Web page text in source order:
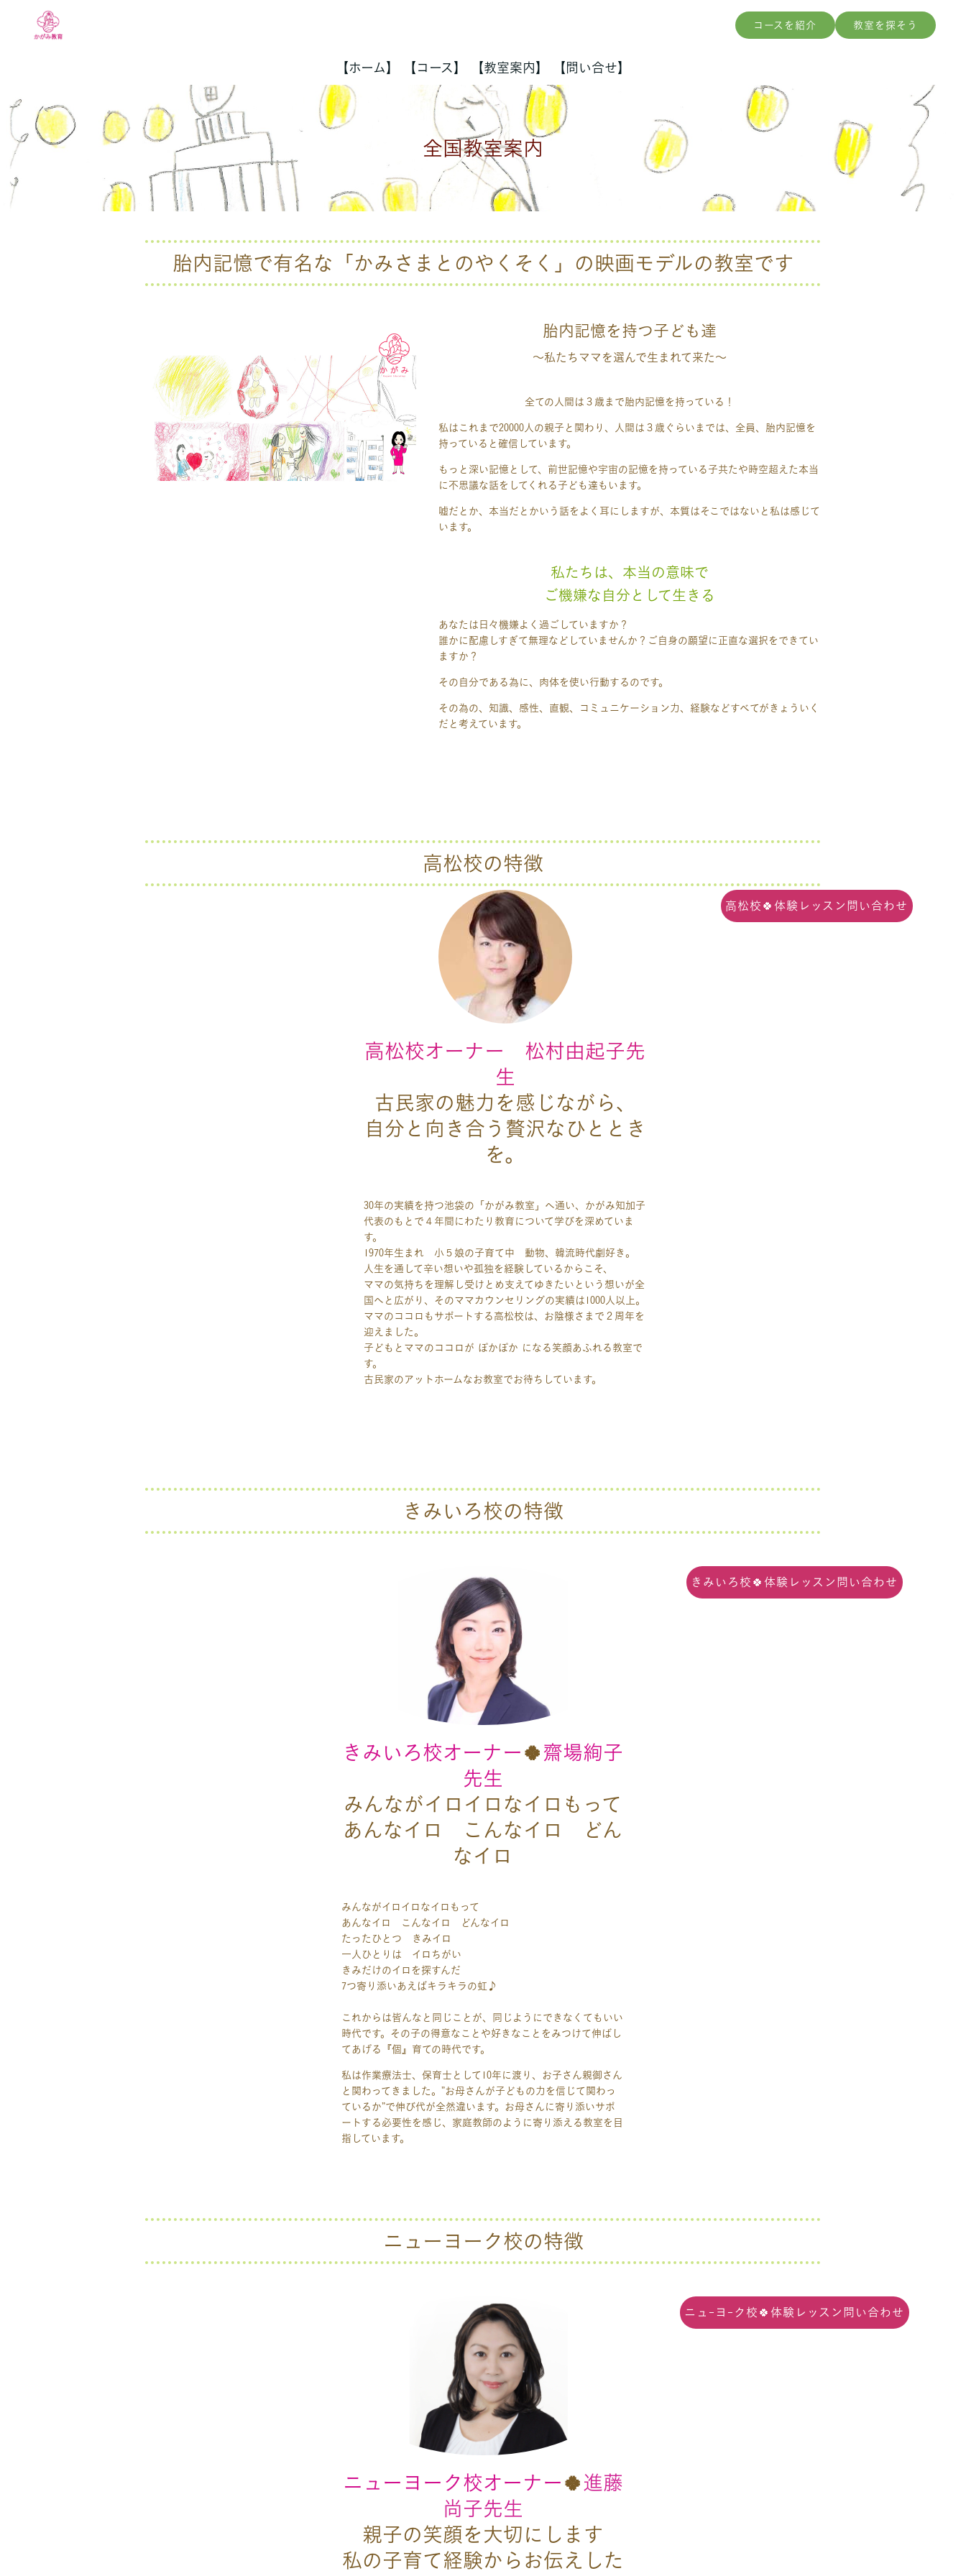
コースを紹介 教室を探そう
【ホーム】 【コース】 【教室案内】 【問い合せ】
全国教室案内
胎内記憶で有名な「かみさまとのやくそく」の映画モデルの教室です
胎内記憶を持つ子ども達
～私たちママを選んで生まれて来た～
全ての人間は３歳まで胎内記憶を持っている！
私はこれまで20000人の親子と関わり、人間は３歳ぐらいまでは、全員、胎内記憶を
持っていると確信しています。
もっと深い記憶として、前世記憶や宇宙の記憶を持っている子共たや時空超えた本当
に不思議な話をしてくれる子ども達もいます。
嘘だとか、本当だとかいう話をよく耳にしますが、本質はそこではないと私は感じて
います。
私たちは、本当の意味で
ご機嫌な自分として生きる
あなたは日々機嫌よく過ごしていますか？
誰かに配慮しすぎて無理などしていませんか？ご自身の願望に正直な選択をできてい
ますか？
その自分である為に、肉体を使い行動するのです。
その為の、知識、感性、直観、コミュニケーション力、経験などすべてがきょういく
だと考えています。
高松校の特徴
高松校オーナー 松村由起子先
生
古民家の魅力を感じながら、
自分と向き合う贅沢なひととき
を。
30年の実績を持つ池袋の「かがみ教室」へ通い、かがみ知加子
代表のもとで４年間にわたり教育について学びを深めていま
す。
1970年生まれ 小５娘の子育て中 動物、韓流時代劇好き。
人生を通して辛い想いや孤独を経験しているからこそ、
ママの気持ちを理解し受けとめ支えてゆきたいという想いが全
国へと広がり、そのママカウンセリングの実績は1000人以上。
ママのココロもサポートする高松校は、お陰様さまで２周年を
迎えました。
子どもとママのココロが ぽかぽか になる笑顔あふれる教室で
す。
古民家のアットホームなお教室でお待ちしています。
高松校🍀体験レッスン問い合わせ
きみいろ校の特徴
きみいろ校オーナー 🍀 齋場絢子
先生
みんながイロイロなイロもって
あんなイロ こんなイロ どん
なイロ
みんながイロイロなイロもって
あんなイロ こんなイロ どんなイロ
たったひとつ きみイロ
一人ひとりは イロちがい
きみだけのイロを探すんだ
7つ寄り添いあえばキラキラの虹♪
これからは皆んなと同じことが、同じようにできなくてもいい
時代です。その子の得意なことや好きなことをみつけて伸ばし
てあげる『個』育ての時代です。
私は作業療法士、保育士として10年に渡り、お子さん親御さん
と関わってきました。”お母さんが子どもの力を信じて関わっ
ているか”で伸び代が全然違います。お母さんに寄り添いサポ
ートする必要性を感じ、家庭教師のように寄り添える教室を目
指しています。
きみいろ校🍀体験レッスン問い合わせ
ニューヨーク校の特徴
ニューヨーク校オーナー 🍀 進藤
尚子先生
親子の笑顔を大切にします
私の子育て経験からお伝えした
ニュ-ヨ-ク校🍀体験レッスン問い合わせ